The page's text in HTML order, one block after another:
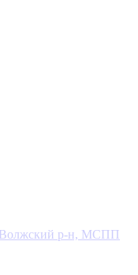
Волжский р-н, МСПП